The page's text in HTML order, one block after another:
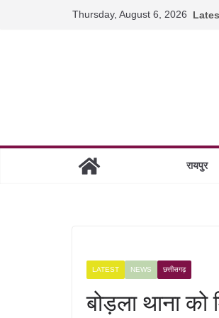
Thursday, August 6, 2026
रायपुर
LATEST NEWS छत्तीसगढ़
बोड़ला थाना